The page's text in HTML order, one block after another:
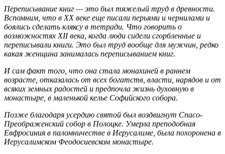
Переписывание книг — это был тяжелый труд в древности.
Вспомним, что в XX веке еще писали перьями и чернилами и
боялись сделать кляксу в тетради. Что говорить о
возможностях XII века, когда люди сидели сгорбленные и
переписывали книги. Это был труд вообще для мужчин, редко
какая женщина занималась переписыванием книг.
И сам факт того, что она стала монахиней в раннем
возрасте, отказалась от всех богатств, власти, нарядов и от
всяких земных радостей и предпочла жизнь духовную в
монастыре, в маленькой келье Софийского собора.
Позже благодаря усердию святой был воздвигнут Спасо-
Преображенский собор в Полоцке. Умерла преподобная
Евфросиния в паломничестве в Иерусалиме, была похоронена в
Иерусалимском Феодосиевском монастыре.